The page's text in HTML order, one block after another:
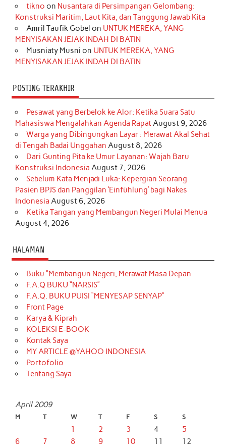
o
k
r
a
m
e
s
t
I
n
r
e
tikno on Nusantara di Persimpangan Gelombang:
Konstruksi Maritim, Laut Kita, dan Tanggung Jawab Kita
Amril Taufik Gobel on UNTUK MEREKA, YANG
MENYISAKAN JEJAK INDAH DI BATIN
Musniaty Musni on UNTUK MEREKA, YANG
MENYISAKAN JEJAK INDAH DI BATIN
POSTING TERAKHIR
Pesawat yang Berbelok ke Alor: Ketika Suara Satu
Mahasiswa Mengalahkan Agenda RapatAugust 9, 2026
Warga yang Dibingungkan Layar : Merawat Akal Sehat
di Tengah Badai Unggahan August 8, 2026
Dari Gunting Pita ke Umur Layanan: Wajah Baru
Konstruksi Indonesia August 7, 2026
Sebelum Kata Menjadi Luka: Kepergian Seorang
Pasien BPJS dan Panggilan ‘Einfühlung’ bagi Nakes
Indonesia August 6, 2026
Ketika Tangan yang Membangun Negeri Mulai Menua
August 4, 2026
HALAMAN
Buku “Membangun Negeri, Merawat Masa Depan
F.A.Q BUKU “NARSIS”
F.A.Q. BUKU PUISI “MENYESAP SENYAP”
Front Page
Karya & Kiprah
KOLEKSI E-BOOK
Kontak Saya
MY ARTICLE @YAHOO INDONESIA
Portofolio
Tentang Saya
April 2009
M T W T F S S
1 2 3 4
5
6
7 8 9 10 11 12